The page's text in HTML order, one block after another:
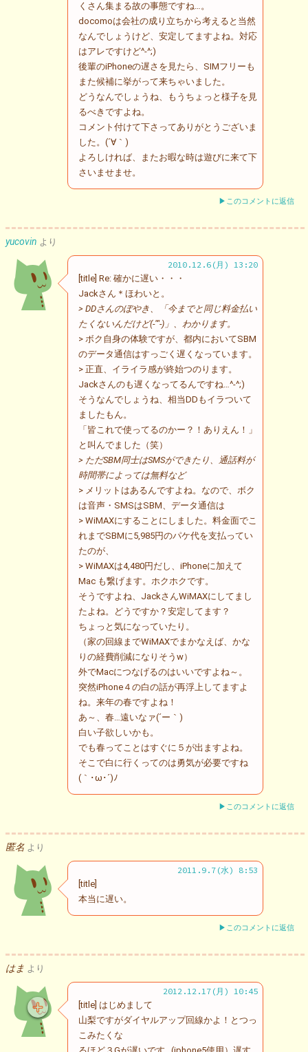
くさん集まる故の事態ですね…。
docomoは会社の成り立ちから考えると当然
なんでしょうけど、安定してますよね。対応
はアレですけど^-^;)
後輩のiPhoneの遅さを見たら、SIMフリーも
また候補に挙がって来ちゃいました。
どうなんでしょうね、もうちょっと様子を見
るべきですよね。
コメント付けて下さってありがとうございま
した。(´∀｀)
よろしければ、またお暇な時は遊びに来て下
さいませませ。
▶このコメントに返信
yucovin より
2010.12.6(月) 13:20
[title] Re: 確かに遅い・・・
Jackさん＊ほわいと。
> DDさんのぼやき、「今までと同じ料金払い
たくないんだけど(-""-)」、わかります。
> ボク自身の体験ですが、都内においてSBM
のデータ通信はすっごく遅くなっています。
> 正直、イライラ感が終始つのります。
Jackさんのも遅くなってるんですね…^-^;)
そうなんでしょうね、相当DDもイラついて
ましたもん。
「皆これで使ってるのかー？！ありえん！」
と叫んでました（笑）
> ただSBM同士はSMSができたり、通話料が
時間帯によっては無料など
> メリットはあるんですよね。なので、ボク
は音声・SMSはSBM、データ通信は
> WiMAXにすることにしました。料金面でこ
れまでSBMに5,985円のパケ代を支払ってい
たのが、
> WiMAXは4,480円だし、iPhoneに加えて
Mac も繋げます。ホクホクです。
そうですよね、JackさんWiMAXにしてまし
たよね。どうですか？安定してます？
ちょっと気になっていたり。
（家の回線までWiMAXでまかなえば、かな
りの経費削減になりそうw）
外でMacにつなげるのはいいですよね～。
突然iPhone４の白の話が再浮上してますよ
ね。来年の春ですよね！
あ～、春…遠いなァ(´ー｀)
白い子欲しいかも。
でも春ってことはすぐに５が出ますよね。
そこで白に行くってのは勇気が必要ですね
(｀･ω･´)ﾉ
▶このコメントに返信
匿名 より
2011.9.7(水) 8:53
[title]
本当に遅い。
▶このコメントに返信
はま より
2012.12.17(月) 10:45
[title] はじめまして
山梨ですがダイヤルアップ回線かよ！とつっ
こみたくな